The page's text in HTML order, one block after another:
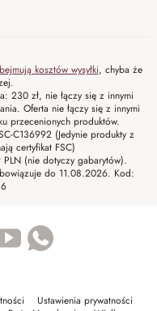
kosztów wysyłki, chyba że
230 zł, nie łączy się z innymi
Oferta nie łączy się z innymi
przecenionych produktów.
C136992 (Jedynie produkty z
certyfikat FSC)
(nie dotyczy gabarytów).
do 11.08.2026. Kod:
Ustawienia prywatności